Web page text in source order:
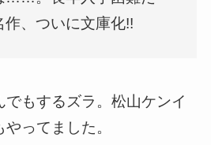
作、ついに文庫化!!
もするズラ。松山ケンイ
ってました。